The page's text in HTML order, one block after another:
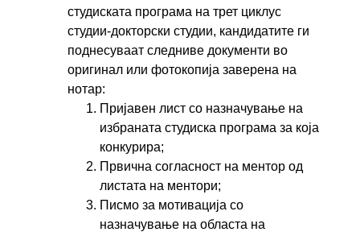
студиската програма на трет циклус
студии-докторски студии, кандидатите ги
поднесуваат следниве документи во
оригинал или фотокопија заверена на
нотар:
Пријавен лист со назначување на
избраната студиска програма за која
конкурира;
Првична согласност на ментор од
листата на ментори;
Писмо за мотивација со
назначување на областа на